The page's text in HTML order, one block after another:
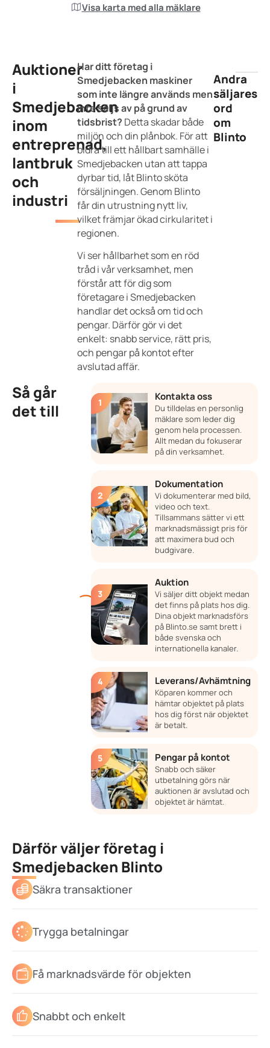
Visa karta med alla mäklare
Auktioner
i
Smedjebacken
inom
entreprenad,
lantbruk
och
industri
Har ditt företag i
Smedjebacken maskiner
som inte längre används men
inte säljs av på grund av
tidsbrist? Detta skadar både
miljön och din plånbok. För att
bidra till ett hållbart samhälle i
Smedjebacken utan att tappa
dyrbar tid, låt Blinto sköta
försäljningen. Genom Blinto
får din utrustning nytt liv,
vilket främjar ökad cirkularitet i
regionen.
Vi ser hållbarhet som en röd
tråd i vår verksamhet, men
förstår att för dig som
företagare i Smedjebacken
handlar det också om tid och
pengar. Därför gör vi det
enkelt: snabb service, rätt pris,
och pengar på kontot efter
avslutad affär.
Andra
säljares
ord
om
Blinto
Så går
det till
Kontakta oss
Du tilldelas en personlig
mäklare som leder dig
genom hela processen.
Allt medan du fokuserar
på din verksamhet.
Dokumentation
Vi dokumenterar med bild,
video och text.
Tillsammans sätter vi ett
marknadsmässigt pris för
att maximera bud och
budgivare.
Auktion
Vi säljer ditt objekt medan
det finns på plats hos dig.
Dina objekt marknadsförs
på Blinto.se samt brett i
både svenska och
internationella kanaler.
Leverans/Avhämtning
Köparen kommer och
hämtar objektet på plats
hos dig först när objektet
är betalt.
Pengar på kontot
Snabb och säker
utbetalning görs när
auktionen är avslutad och
objektet är hämtat.
Därför väljer företag i
Smedjebacken Blinto
Säkra transaktioner
Trygga betalningar
Få marknadsvärde för objekten
Snabbt och enkelt